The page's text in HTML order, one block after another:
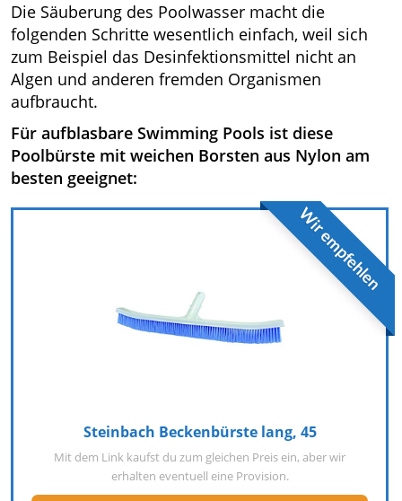
Die Säuberung des Poolwasser macht die
folgenden Schritte wesentlich einfach, weil sich
zum Beispiel das Desinfektionsmittel nicht an
Algen und anderen fremden Organismen
aufbraucht.
Für aufblasbare Swimming Pools ist diese
Poolbürste mit weichen Borsten aus Nylon am
besten geeignet:
Wir empfehlen
Steinbach Beckenbürste lang, 45
Mit dem Link kaufst du zum gleichen Preis ein, aber wir
erhalten eventuell eine Provision.